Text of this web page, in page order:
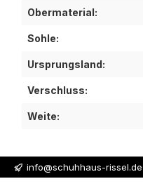
Obermaterial:
Sohle:
Ursprungsland:
Verschluss:
Weite:
info@schuhhaus-rissel.de